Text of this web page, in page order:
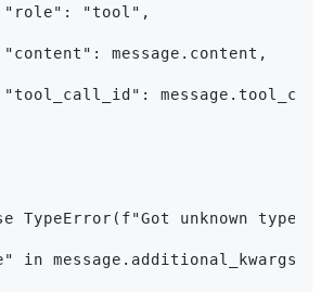
"tool",
message.content,
TypeError(f"Got unknown type
in message.additional_kwargs: